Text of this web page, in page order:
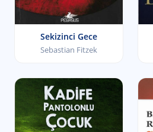
Sekizinci Gece
Sebastian Fitzek